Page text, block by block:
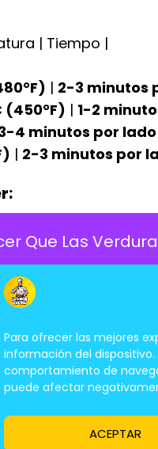
Para ofrecer las mejores
información del
comportamiento de
puede afectar
ACEPTAR
| Tiempo |
| 2-3 minutos
(450°F) | 1-2
4 minutos por lado
| 2-3 minutos por
Que Las
por cocinar la
El
debe cocinarse a
la pieza.